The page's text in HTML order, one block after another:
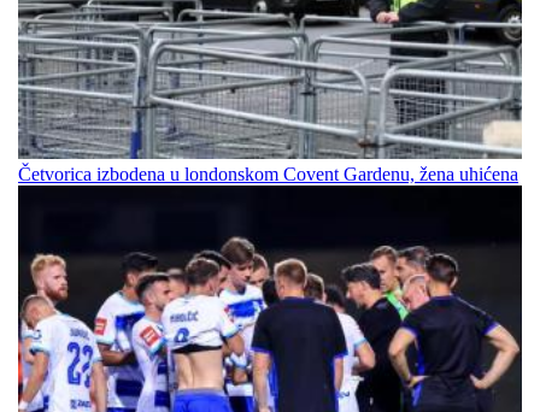
Četvorica izbodena u londonskom Covent Gardenu, žena uhićena